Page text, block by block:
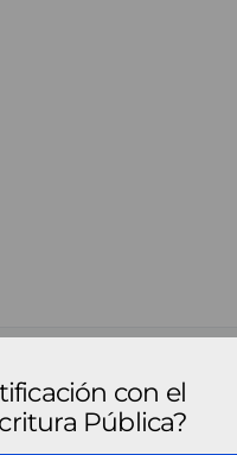
con el
Pública?